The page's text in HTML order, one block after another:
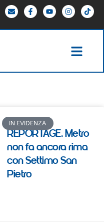
IN EVIDENZA
REPORTAGE. Metro
non fa ancora rima
con Settimo San
Pietro